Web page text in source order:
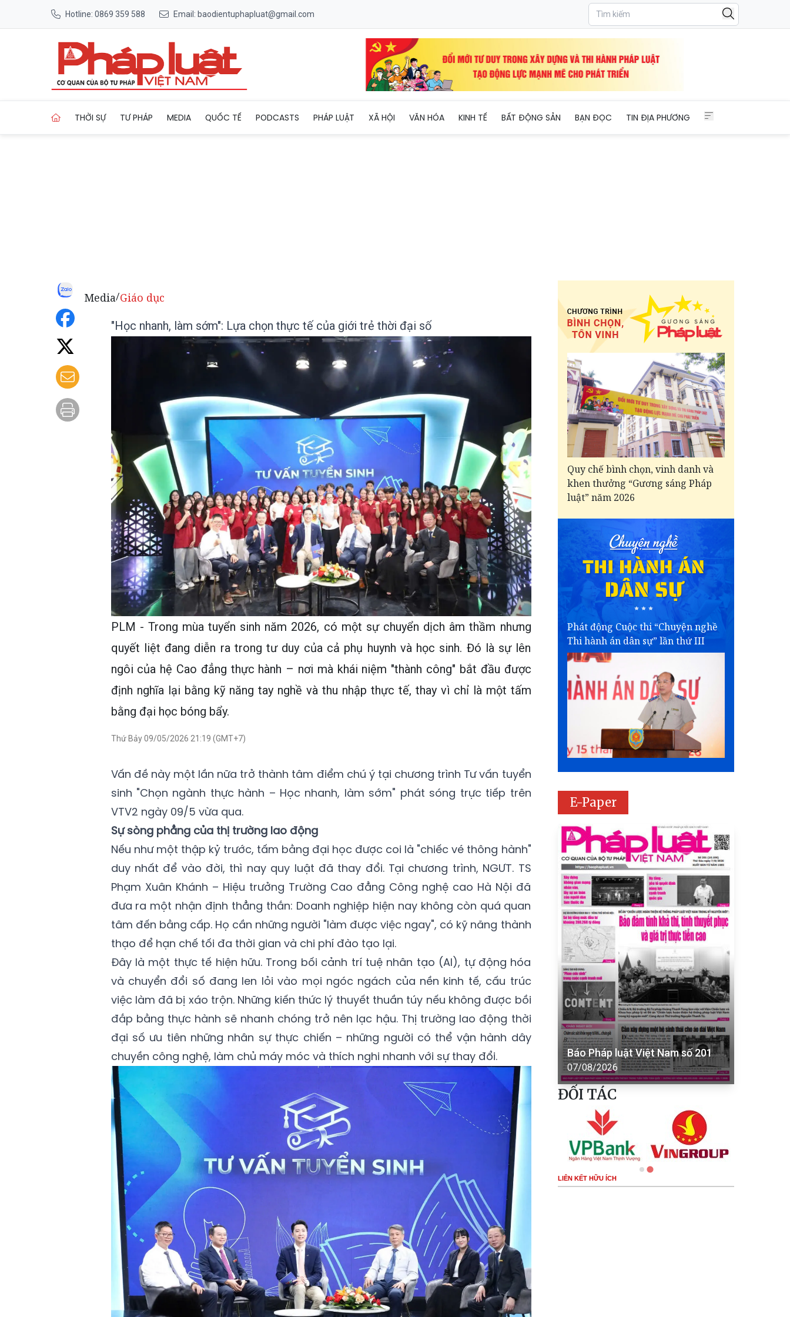
Hotline: 0869 359 588 Email: baodientuphapluat@gmail.com
THỜI SỰ TƯ PHÁP MEDIA QUỐC TẾ PODCASTS PHÁP LUẬT XÃ HỘI VĂN HÓA KINH TẾ BẤT ĐỘNG SẢN BẠN ĐỌC TIN ĐỊA PHƯƠNG
Media/Giáo dục
"Học nhanh, làm sớm": Lựa chọn thực tế của giới trẻ thời đại số
PLM - Trong mùa tuyển sinh năm 2026, có một sự chuyển dịch âm thầm nhưng
quyết liệt đang diễn ra trong tư duy của cả phụ huynh và học sinh. Đó là sự lên
ngôi của hệ Cao đẳng thực hành – nơi mà khái niệm "thành công" bắt đầu được
định nghĩa lại bằng kỹ năng tay nghề và thu nhập thực tế, thay vì chỉ là một tấm
bằng đại học bóng bẩy.
Thứ Bảy 09/05/2026 21:19 (GMT+7)
Vấn đề này một lần nữa trở thành tâm điểm chú ý tại chương trình Tư vấn tuyển
sinh "Chọn ngành thực hành – Học nhanh, làm sớm" phát sóng trực tiếp trên
VTV2 ngày 09/5 vừa qua.
Sự sòng phẳng của thị trường lao động
Nếu như một thập kỷ trước, tấm bằng đại học được coi là "chiếc vé thông hành"
duy nhất để vào đời, thì nay quy luật đã thay đổi. Tại chương trình, NGƯT. TS
Phạm Xuân Khánh – Hiệu trưởng Trường Cao đẳng Công nghệ cao Hà Nội đã
đưa ra một nhận định thẳng thắn: Doanh nghiệp hiện nay không còn quá quan
tâm đến bằng cấp. Họ cần những người "làm được việc ngay", có kỹ năng thành
thạo để hạn chế tối đa thời gian và chi phí đào tạo lại.
Đây là một thực tế hiện hữu. Trong bối cảnh trí tuệ nhân tạo (AI), tự động hóa
và chuyển đổi số đang len lỏi vào mọi ngóc ngách của nền kinh tế, cấu trúc
việc làm đã bị xáo trộn. Những kiến thức lý thuyết thuần túy nếu không được bồi
đắp bằng thực hành sẽ nhanh chóng trở nên lạc hậu. Thị trường lao động thời
đại số ưu tiên những nhân sự thực chiến – những người có thể vận hành dây
chuyền công nghệ, làm chủ máy móc và thích nghi nhanh với sự thay đổi.
Quy chế bình chọn, vinh danh và
khen thưởng “Gương sáng Pháp
luật” năm 2026
Phát động Cuộc thi “Chuyện nghề
Thi hành án dân sự” lần thứ III
E-Paper
Báo Pháp luật Việt Nam số 201
07/08/2026
ĐỐI TÁC
LIÊN KẾT HỮU ÍCH